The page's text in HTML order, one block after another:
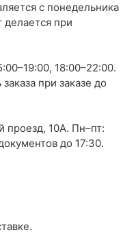
с понедельника
делается при
18:00–22:00.
при заказе до
10А. Пн–пт:
до 17:30.